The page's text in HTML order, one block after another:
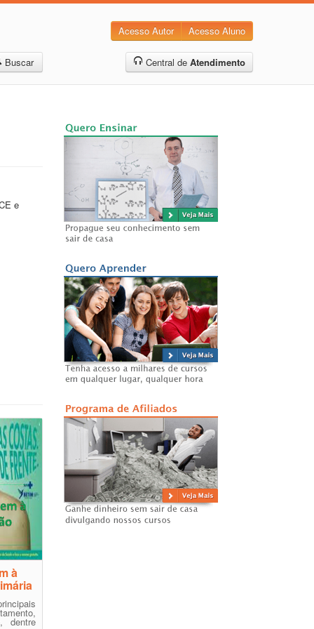
Acesso Autor Acesso Aluno
Buscar Central de Atendimento
e
à
dentre